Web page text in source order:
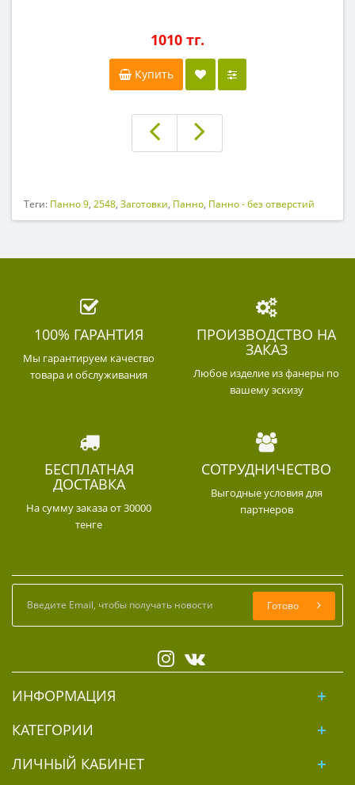
1010 тг.
Купить
Теги: Панно 9, 2548, Заготовки, Панно, Панно - без отверстий
100% ГАРАНТИЯ
Мы гарантируем качество
товара и обслуживания
ПРОИЗВОДСТВО НА
ЗАКАЗ
Любое изделие из фанеры по
вашему эскизу
БЕСПЛАТНАЯ
ДОСТАВКА
На сумму заказа от 30000
тенге
СОТРУДНИЧЕСТВО
Выгодные условия для
партнеров
Готово
ИНФОРМАЦИЯ
КАТЕГОРИИ
ЛИЧНЫЙ КАБИНЕТ